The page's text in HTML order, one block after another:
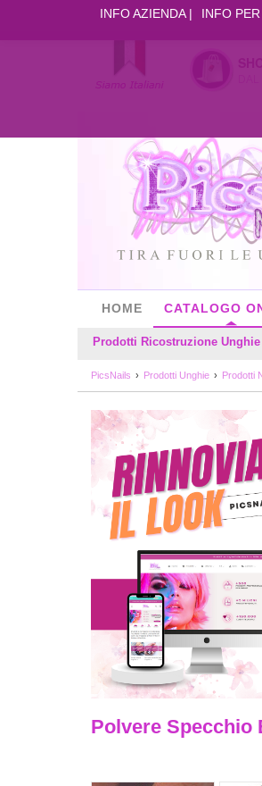
INFO AZIENDA INFO
HOME CATALOGO
Prodotti Ricostruzione Unghie
PicsNails Prodotti Unghie Prodotti
Polvere Specchio